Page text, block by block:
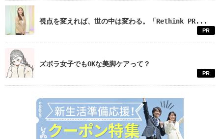
視点を変えれば、世の中は変わる。「Rethink PR...
PR
ズボラ女子でもOKな美脚ケアって？
PR